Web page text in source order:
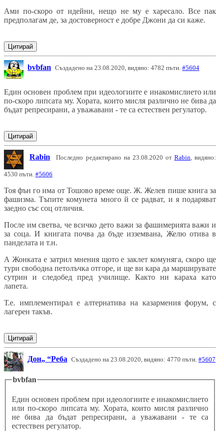
Ами по-скоро от идейни, нещо не му е харесало. Все пак
предполагам де, за достоверност е добре Джони да си каже.
Цитирай
bvbfan Създадено на 23.08.2020, видяно: 4782 пъти. #5604
Един основен проблем при идеологиите е инакомислието или
по-скоро липсата му. Хората, които мисля различно не бива да
бъдат репресирани, а уважавани - те са естествен регулатор.
Цитирай
Rabin Последно редактирано на 23.08.2020 от Rabin, видяно:
4530 пъти. #5606
Тоя фън го има от Тошово време още. Ж. Желев пише книга за
фашизма. Тъпите комунета много й се радват, и я подаряват
заедно със соц отличия.
После им светва, че всичко дето важи за фашимерията важи и
за соца. И книгата почва да бъде изземвана, Желю отива в
панделата и т.н.
А Жонката е затрил мнения щото е заклет комуняга, скоро ще
тури свободна петолъчка отгоре, и ще ви кара да марширувате
сутрин и следобед пред училище. Както ни караха като
лапета.
Т.е. имплементирал е алтернатива на казармения форум, с
лагерен такъв.
Цитирай
Дон Реба Създадено на 23.08.2020, видяно: 4770 пъти. #5607
bvbfan
Един основен проблем при идеологиите е инакомислието
или по-скоро липсата му. Хората, които мисля различно
не бива да бъдат репресирани, а уважавани - те са
естествен регулатор.